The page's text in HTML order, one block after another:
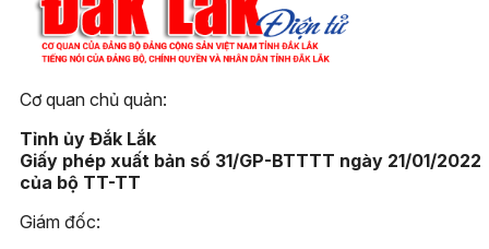
Cơ quan chủ quản:
Tỉnh ủy Đắk Lắk
Giấy phép xuất bản số 31/GP-BTTTT ngày 21/01/2022
của bộ TT-TT
Giám đốc: